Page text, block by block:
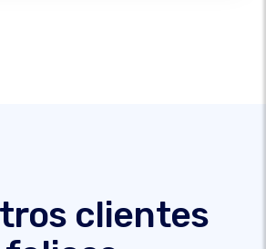
clientes